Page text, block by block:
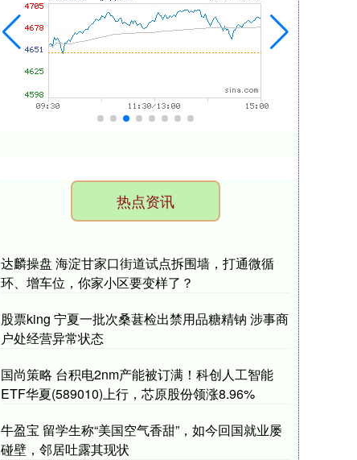
热点资讯
达麟操盘 海淀甘家口街道试点拆围墙，打通微循
环、增车位，你家小区要变样了？
股票king 宁夏一批次桑葚检出禁用品糖精钠 涉事商
户处经营异常状态
国尚策略 台积电2nm产能被订满！科创人工智能
ETF华夏(589010)上行，芯原股份领涨8.96%
牛盈宝 留学生称“美国空气香甜”，如今回国就业屡
碰壁，邻居吐露其现状